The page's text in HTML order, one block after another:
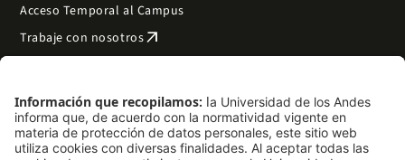
Acceso Temporal al Campus
Trabaje con nosotrosarrow_outward
Preguntas frecuentes
Filantropía y donacionesarrow_outward
Mapa del sitio arrow_outward